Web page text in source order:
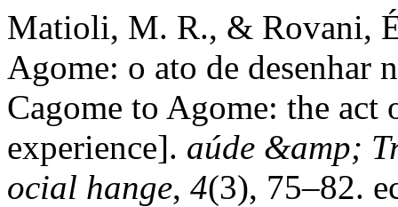
Matioli, M. R., & Rovani,
Agome: o ato de desenhar
Cagome to Agome: the
experience]. aúde &amp;
ocial hange, 4(3), 75–82.